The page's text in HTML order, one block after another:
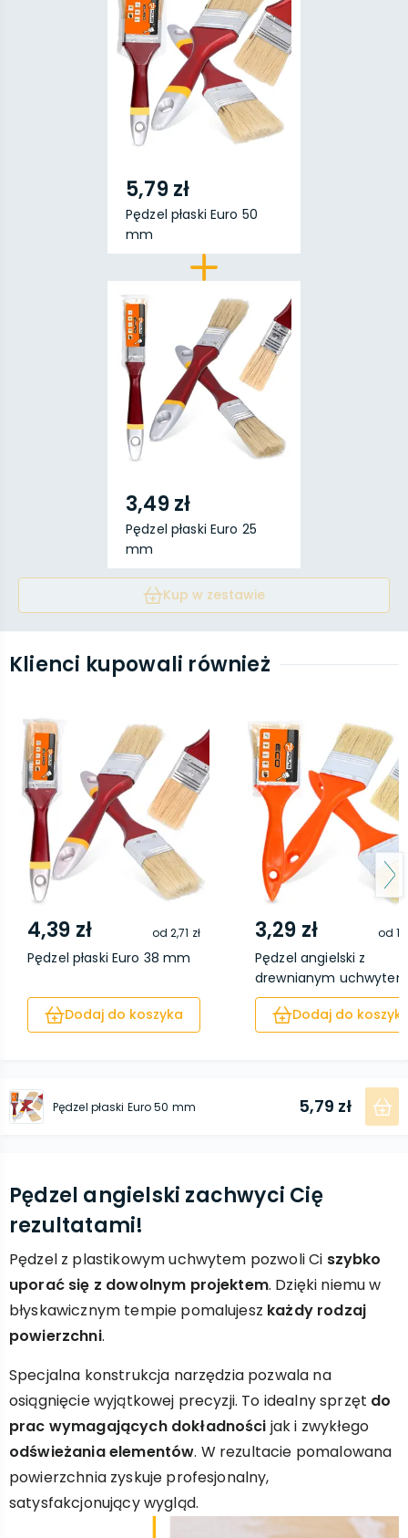
5,79 zł
Pędzel płaski Euro 50
mm
3,49 zł
Pędzel płaski Euro 25
mm
Kup w zestawie
Klienci kupowali również
4,39 zł od2,71 zł
Pędzel płaski Euro 38 mm
Dodaj do koszyka
3,29 zł od
Pędzel angielski z
drewnianym
5...
Dodaj do
Pędzel płaski Euro 50 mm 5,79 zł
Pędzel angielski zachwyci Cię
rezultatami!
Pędzel z plastikowym uchwytem pozwoli Ci szybko
uporać się z dowolnym projektem. Dzięki niemu w
błyskawicznym tempie pomalujesz każdy rodzaj
powierzchni.
Specjalna konstrukcja narzędzia pozwala na
osiągnięcie wyjątkowej precyzji. To idealny sprzęt do
prac wymagających dokładności jak i zwykłego
odświeżania elementów. W rezultacie pomalowana
powierzchnia zyskuje profesjonalny,
satysfakcjonujący wygląd.